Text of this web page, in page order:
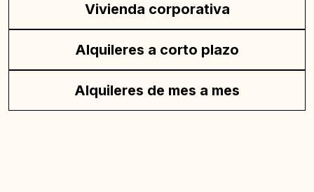
Vivienda corporativa
Alquileres a corto plazo
Alquileres de mes a mes